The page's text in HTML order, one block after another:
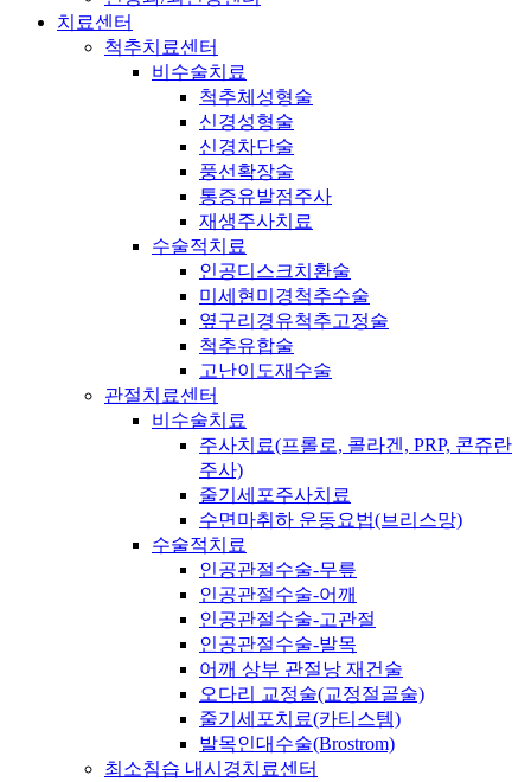
치료센터
척추치료센터
비수술치료
척추체성형술
신경성형술
신경차단술
풍선확장술
통증유발점주사
재생주사치료
수술적치료
인공디스크치환술
미세현미경척추수술
옆구리경유척추고정술
척추유합술
고난이도재수술
관절치료센터
비수술치료
주사치료(프롤로, 콜라겐, PRP, 콘쥬란
주사)
줄기세포주사치료
수면마취하 운동요법(브리스망)
수술적치료
인공관절수술-무릎
인공관절수술-어깨
인공관절수술-고관절
인공관절수술-발목
어깨 상부 관절낭 재건술
오다리 교정술(교정절골술)
줄기세포치료(카티스템)
발목인대수술(Brostrom)
최소침습 내시경치료센터